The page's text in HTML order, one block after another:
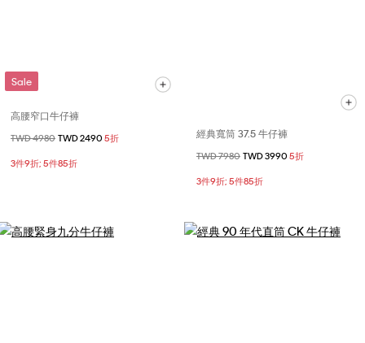
Sale
高腰窄口牛仔褲
價格扣減從
TWD 4980 至
TWD 2490 5折
3件9折; 5件85折
經典寬筒 37.5 牛仔褲
價格扣減從
TWD 7980 至
TWD 3990 5折
3件9折; 5件85折